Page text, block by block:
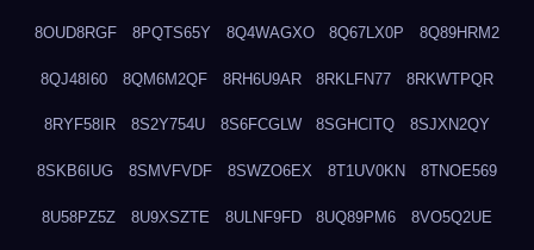
8OUD8RGF 8PQTS65Y 8Q4WAGXO 8Q67LX0P 8Q89HRM2
8QJ48I60 8QM6M2QF 8RH6U9AR 8RKLFN77 8RKWTPQR
8RYF58IR 8S2Y754U 8S6FCGLW 8SGHCITQ 8SJXN2QY
8SKB6IUG 8SMVFVDF 8SWZO6EX 8T1UV0KN 8TNOE569
8U58PZ5Z 8U9XSZTE 8ULNF9FD 8UQ89PM6 8VO5Q2UE